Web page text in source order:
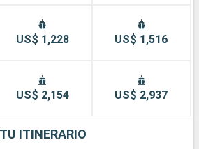
US$ 1,228
US$ 2,154
US$ 1,516
US$ 2,937
TU ITINERARIO